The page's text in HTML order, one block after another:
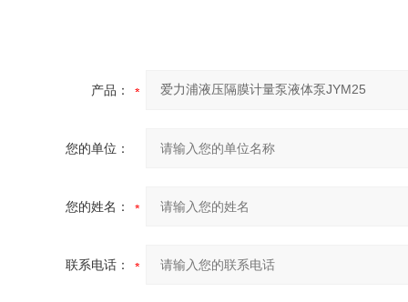
产品：
您的单位：
您的姓名：
联系电话：